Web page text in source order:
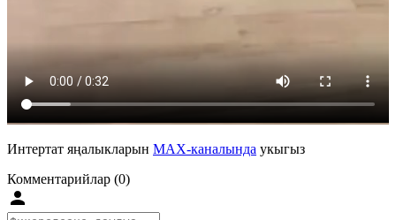
Интертат яңалыкларын MAX-каналында укыгыз
Комментарийлар (0)